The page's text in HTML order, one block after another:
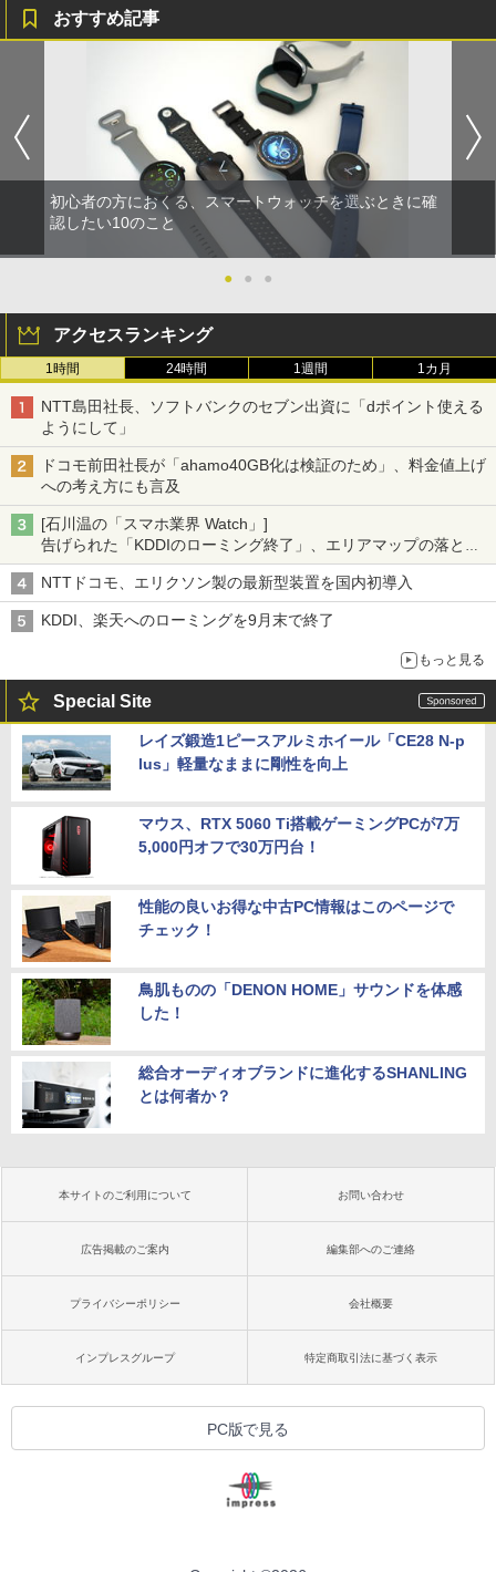
おすすめ記事
初心者の方におくる、スマートウォッチを選ぶときに確
認したい10のこと
● ● ●
アクセスランキング
1時間 24時間 1週間 1カ月
NTT島田社長、ソフトバンクのセブン出資に「dポイント使える
ようにして」
ドコモ前田社長が「ahamo40GB化は検証のため」、料金値上げ
への考え方にも言及
[石川温の「スマホ業界 Watch」]
告げられた「KDDIのローミング終了」、エリアマップの落とし
穴と楽天モバイルの課題
NTTドコモ、エリクソン製の最新型装置を国内初導入
KDDI、楽天へのローミングを9月末で終了
もっと見る
Special Site
レイズ鍛造1ピースアルミホイール「CE28 N-p
lus」軽量なままに剛性を向上
マウス、RTX 5060 Ti搭載ゲーミングPCが7万
5,000円オフで30万円台！
性能の良いお得な中古PC情報はこのページで
チェック！
鳥肌ものの「DENON HOME」サウンドを体感
した！
総合オーディオブランドに進化するSHANLING
とは何者か？
本サイトのご利用について お問い合わせ
広告掲載のご案内 編集部へのご連絡
プライバシーポリシー 会社概要
インプレスグループ 特定商取引法に基づく表示
PC版で見る